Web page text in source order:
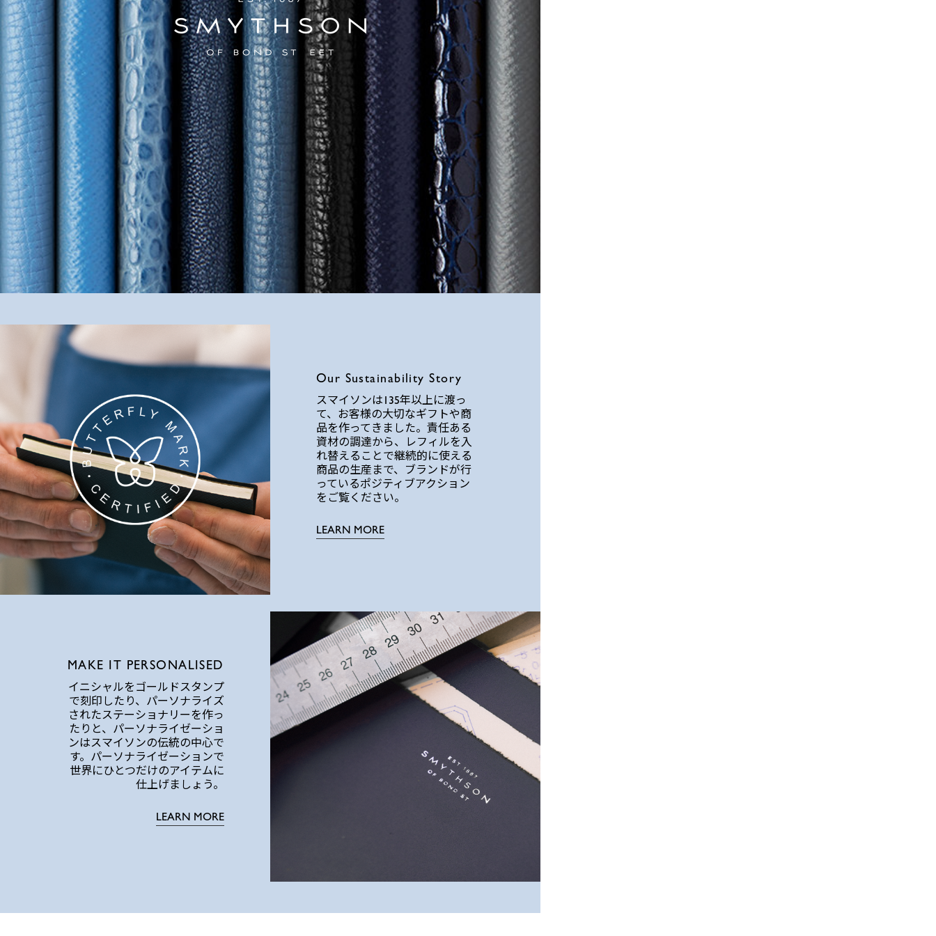
Our Sustainability Story
スマイソンは135年以上に渡っ
て、お客様の大切なギフトや商
品を作ってきました。責任ある
資材の調達から、レフィルを入
れ替えることで継続的に使える
商品の生産まで、ブランドが行
っているポジティブアクション
をご覧ください。
LEARN MORE
MAKE IT PERSONALISED
イニシャルをゴールドスタンプ
で刻印したり、パーソナライズ
されたステーショナリーを作っ
たりと、パーソナライゼーショ
ンはスマイソンの伝統の中心で
す。パーソナライゼーションで
世界にひとつだけのアイテムに
仕上げましょう。
LEARN MORE